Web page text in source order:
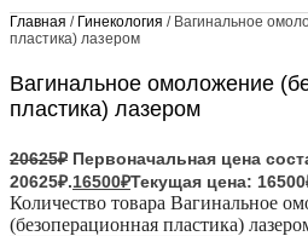
Главная / Гинекология / Вагинальное
пластика) лазером
Вагинальное омоложение
пластика) лазером
20625₽ Первоначальная цена
20625₽.16500₽Текущая цена:
Количество товара Вагинальное
(безоперационная пластика)